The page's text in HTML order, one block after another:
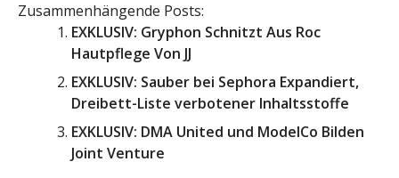
Zusammenhängende Posts:
EXKLUSIV: Gryphon Schnitzt Aus Roc
Hautpflege Von JJ
EXKLUSIV: Sauber bei Sephora Expandiert,
Dreibett-Liste verbotener Inhaltsstoffe
EXKLUSIV: DMA United und ModelCo Bilden
Joint Venture